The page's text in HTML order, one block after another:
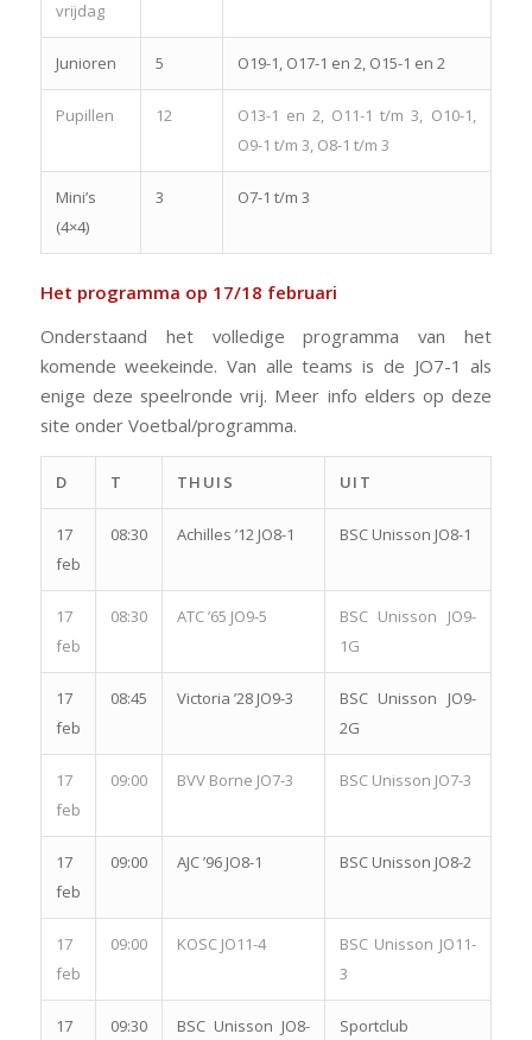
vrijdag
Junioren 5 O19-1, O17-1 en 2, O15-1 en 2
Pupillen 12
O13-1 en 2, O11-1 t/m 3, O10-1,
O9-1 t/m 3, O8-1 t/m 3
Mini’s
(4×4)
3 O7-1 t/m 3
Het programma op 17/18 februari
Onderstaand het volledige programma van het
komende weekeinde. Van alle teams is de JO7-1 als
enige deze speelronde vrij. Meer info elders op deze
site onder Voetbal/programma.
D T THUIS UIT
17
feb
08:30 Achilles ’12 JO8-1 BSC Unisson JO8-1
17
feb
08:30 ATC ’65 JO9-5
BSC Unisson JO9-
1G
17
feb
08:45 Victoria ’28 JO9-3
BSC Unisson JO9-
2G
17
feb
09:00 BVV Borne JO7-3 BSC Unisson JO7-3
17
feb
09:00 AJC ’96 JO8-1 BSC Unisson JO8-2
17
feb
09:00 KOSC JO11-4
BSC Unisson JO11-
3
17
09:30
BSC Unisson JO8-
Sportclub